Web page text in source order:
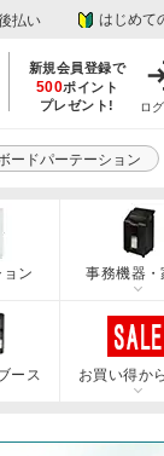
払い はじめて
新規会員登録で
500ポイント
プレゼント!
ロ
ードパーテーション
ン 事務機器・
ース
お買い得か